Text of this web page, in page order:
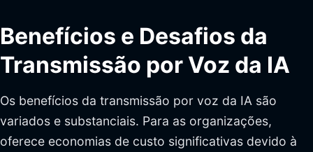
Benefícios e Desafios da
Transmissão por Voz da IA
Os benefícios da transmissão por voz da IA são
variados e substanciais. Para as organizações,
oferece economias de custo significativas devido à